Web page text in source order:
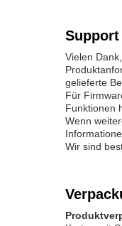
Vielen
gelieferte
Für
Funktionen
Wenn
Wir sind